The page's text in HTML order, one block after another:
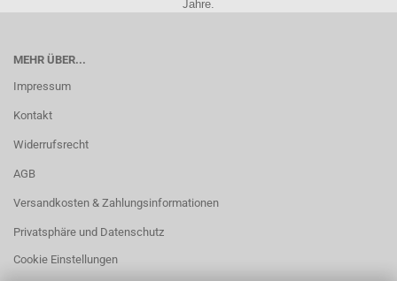
Jahre.
MEHR ÜBER...
Impressum
Kontakt
Widerrufsrecht
AGB
Versandkosten & Zahlungsinformationen
Privatsphäre und Datenschutz
Cookie Einstellungen